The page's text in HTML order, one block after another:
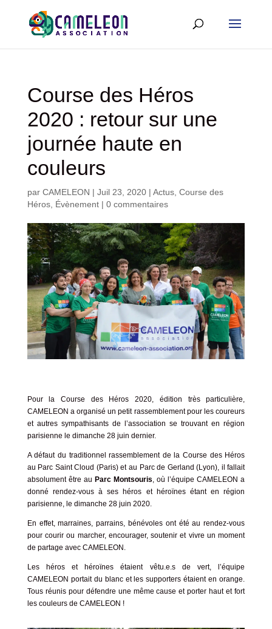
Course des Héros
2020 : retour sur une
journée haute en
couleurs
par CAMELEON | Juil 23, 2020| Actus, Course des
Héros, Évènement| 0 commentaires
Pour la Course des Héros 2020, édition très particulière,
CAMELEON a organisé un petit rassemblement pour les coureurs
et autres sympathisants de l’association se trouvant en région
parisienne le dimanche 28 juin dernier.
A défaut du traditionnel rassemblement de la Course des Héros
au Parc Saint Cloud (Paris) et au Parc de Gerland (Lyon), il fallait
absolument être au Parc Montsouris, où l’équipe CAMELEON a
donné rendez-vous à ses héros et héroïnes étant en région
parisienne, le dimanche 28 juin 2020.
En effet, marraines, parrains, bénévoles ont été au rendez-vous
pour courir ou marcher, encourager, soutenir et vivre un moment
de partage avec CAMELEON.
Les héros et héroïnes étaient vêtu.e.s de vert, l’équipe
CAMELEON portait du blanc et les supporters étaient en orange.
Tous réunis pour défendre une même cause et porter haut et fort
les couleurs de CAMELEON !